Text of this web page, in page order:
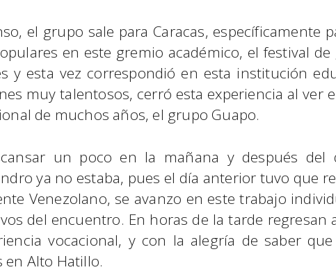
el grupo sale para Caracas, específicamente
en este gremio académico, el festival
y esta vez correspondió en esta institución
muy talentosos, cerró esta experiencia al ver
de muchos años, el grupo Guapo.
un poco en la mañana y después del
ya no estaba, pues el día anterior tuvo que
Venezolano, se avanzo en este trabajo
del encuentro. En horas de la tarde
vocacional, y con la alegría de saber
en Alto Hatillo.